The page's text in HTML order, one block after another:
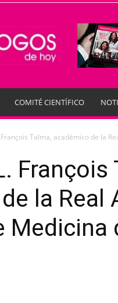
COMITÉ CIENTÍFICO
François Talma, académico de la
François
la Real
Medicina